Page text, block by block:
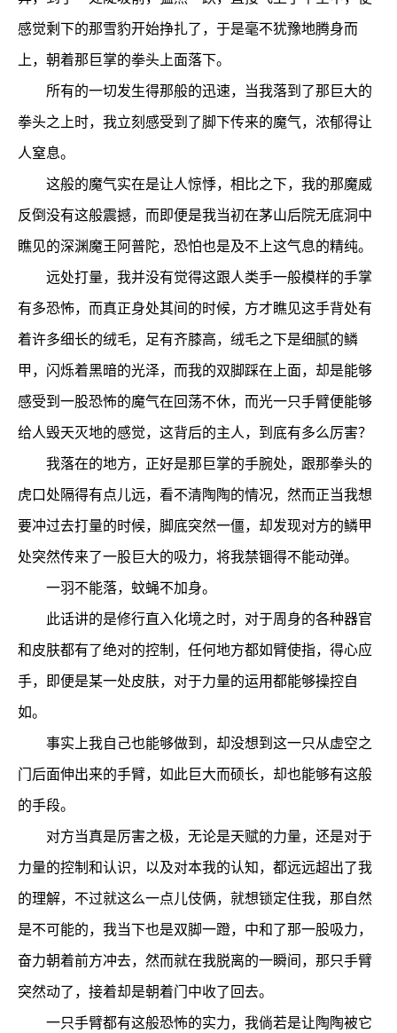
感觉剩下的那雪豹开始挣扎了，于是毫不犹豫地腾身而
上，朝着那巨掌的拳头上面落下。
所有的一切发生得那般的迅速，当我落到了那巨大的
拳头之上时，我立刻感受到了脚下传来的魔气，浓郁得让
人窒息。
这般的魔气实在是让人惊悸，相比之下，我的那魔威
反倒没有这般震撼，而即便是我当初在茅山后院无底洞中
瞧见的深渊魔王阿普陀，恐怕也是及不上这气息的精纯。
远处打量，我并没有觉得这跟人类手一般模样的手掌
有多恐怖，而真正身处其间的时候，方才瞧见这手背处有
着许多细长的绒毛，足有齐膝高，绒毛之下是细腻的鳞
甲，闪烁着黑暗的光泽，而我的双脚踩在上面，却是能够
感受到一股恐怖的魔气在回荡不休，而光一只手臂便能够
给人毁天灭地的感觉，这背后的主人，到底有多么厉害？
我落在的地方，正好是那巨掌的手腕处，跟那拳头的
虎口处隔得有点儿远，看不清陶陶的情况，然而正当我想
要冲过去打量的时候，脚底突然一僵，却发现对方的鳞甲
处突然传来了一股巨大的吸力，将我禁锢得不能动弹。
一羽不能落，蚊蝇不加身。
此话讲的是修行直入化境之时，对于周身的各种器官
和皮肤都有了绝对的控制，任何地方都如臂使指，得心应
手，即便是某一处皮肤，对于力量的运用都能够操控自
如。
事实上我自己也能够做到，却没想到这一只从虚空之
门后面伸出来的手臂，如此巨大而硕长，却也能够有这般
的手段。
对方当真是厉害之极，无论是天赋的力量，还是对于
力量的控制和认识，以及对本我的认知，都远远超出了我
的理解，不过就这么一点儿伎俩，就想锁定住我，那自然
是不可能的，我当下也是双脚一蹬，中和了那一股吸力，
奋力朝着前方冲去，然而就在我脱离的一瞬间，那只手臂
突然动了，接着却是朝着门中收了回去。
一只手臂都有这般恐怖的实力，我倘若是让陶陶被它